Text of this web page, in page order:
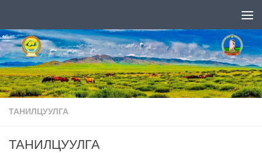
ТАНИЛЦУУЛГА
ТАНИЛЦУУЛГА